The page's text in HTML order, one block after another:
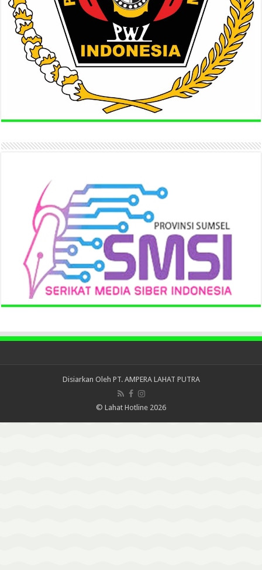
Disiarkan Oleh PT. AMPERA LAHAT PUTRA
© Lahat Hotline 2026